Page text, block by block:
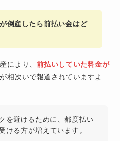
倒産したら前払い金はど
により、 前払いしていた料金が
が相次いで報道されていますよ
を避けるために、都度払い
ける方が増えています。